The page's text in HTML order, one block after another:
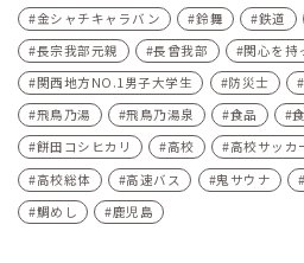
金シャチキャラバン
鈴舞 鉄道
長宗我部元親
長曾我部
関心を持
関西地方NO.1男子大学生
防災士
飛鳥乃湯
飛鳥乃湯泉 食品
餅田コシヒカリ
高校 高校サッカ
高校総体
高速バス 鬼サウナ
鯛めし
鹿児島